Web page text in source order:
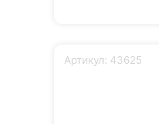
Артикул: 43625